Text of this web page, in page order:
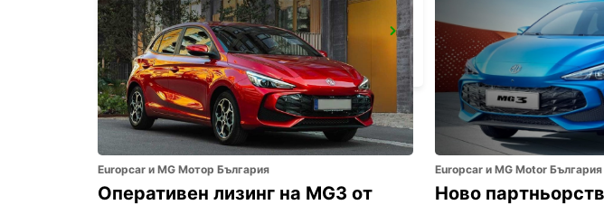
CIUDAD DEL CARMEN - MEXICO CIUDAD DEL CARMEN
Europcar и MG Мотор България
Оперативен лизинг на MG3 от
Europcar и MG Motor България
Ново